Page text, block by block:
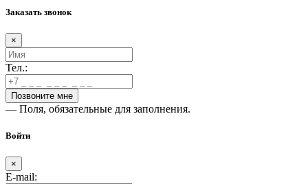
Заказать звонок
×
Тел.:
— Поля, обязательные для заполнения.
Войти
×
E-mail: